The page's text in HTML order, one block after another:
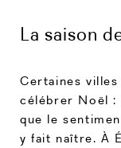
La saison
Certaines
célébrer Noël :
que le
y fait naître. À